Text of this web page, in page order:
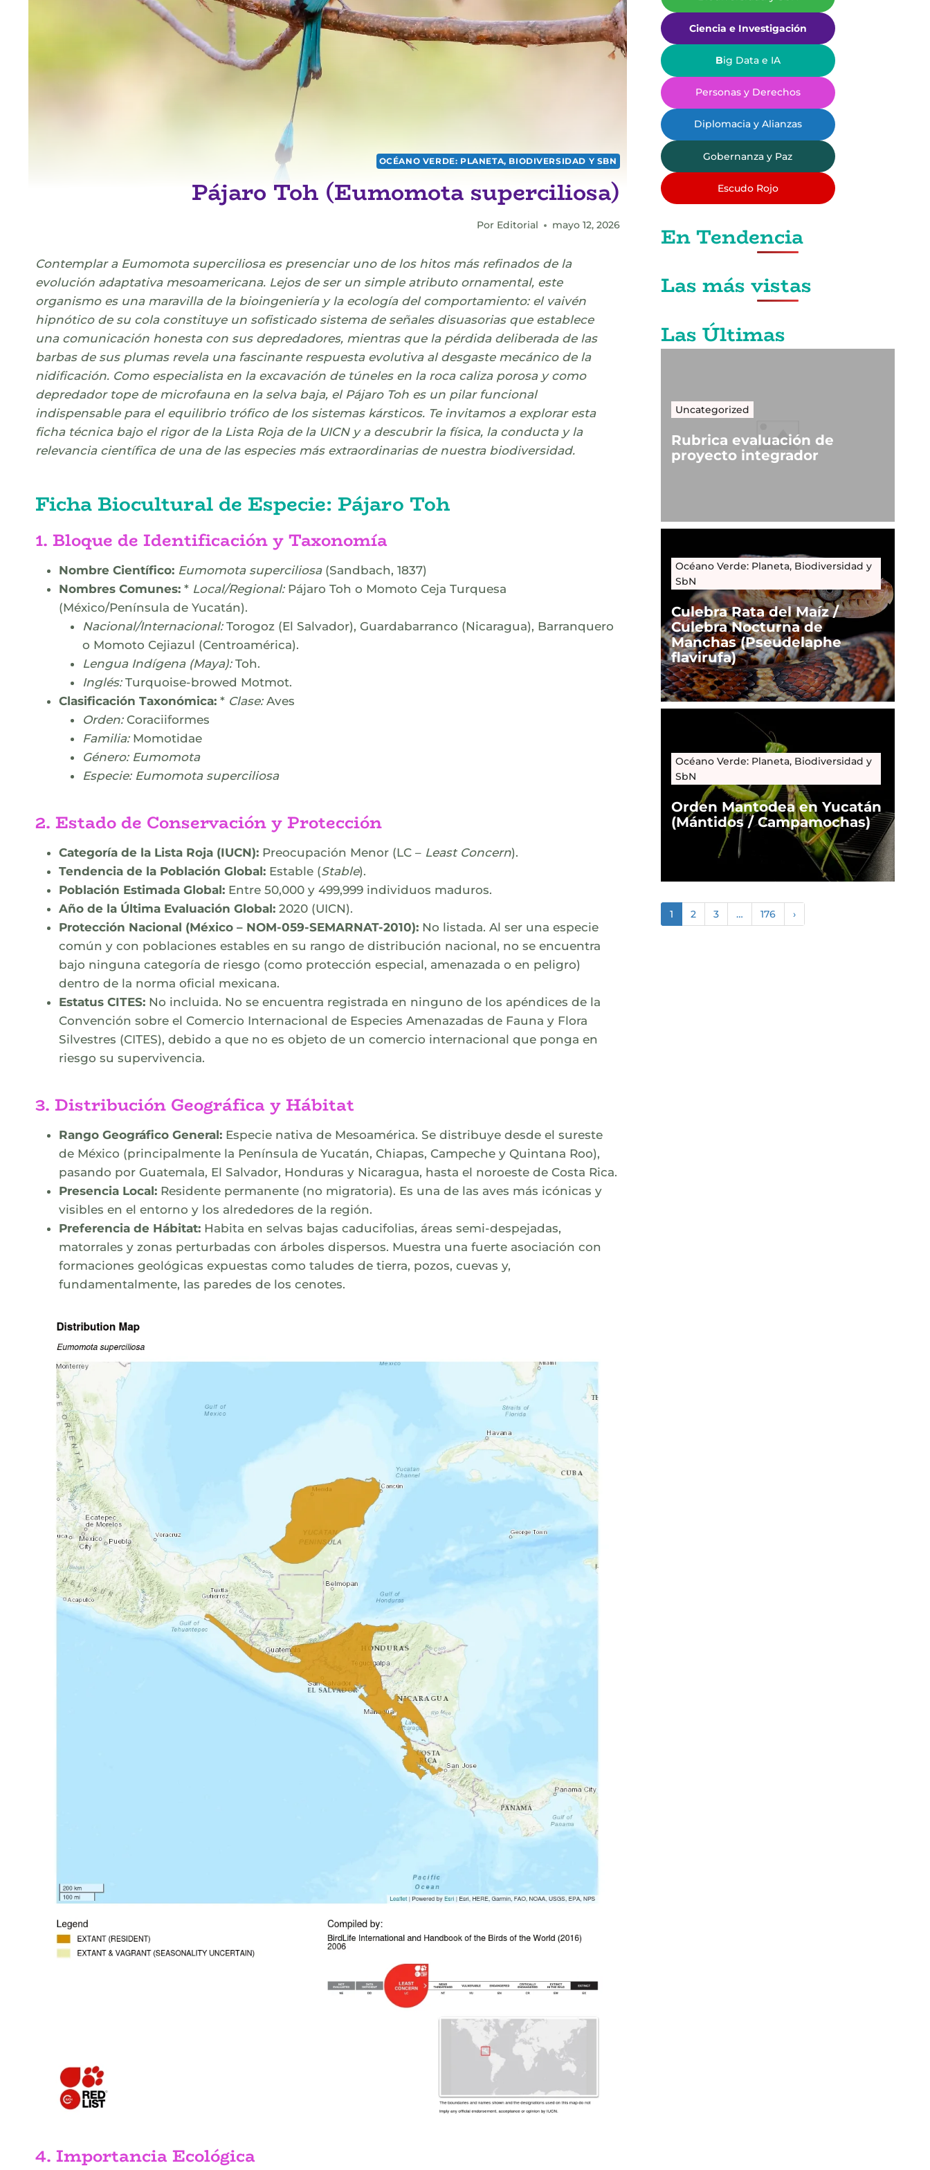
OCÉANO VERDE: PLANETA, BIODIVERSIDAD Y SBN
Pájaro Toh (Eumomota superciliosa)
Por Editorial mayo 12, 2026
Contemplar a Eumomota superciliosa es presenciar uno de los hitos más refinados de la
evolución adaptativa mesoamericana. Lejos de ser un simple atributo ornamental, este
organismo es una maravilla de la bioingeniería y la ecología del comportamiento: el vaivén
hipnótico de su cola constituye un sofisticado sistema de señales disuasorias que establece
una comunicación honesta con sus depredadores, mientras que la pérdida deliberada de las
barbas de sus plumas revela una fascinante respuesta evolutiva al desgaste mecánico de la
nidificación. Como especialista en la excavación de túneles en la roca caliza porosa y como
depredador tope de microfauna en la selva baja, el Pájaro Toh es un pilar funcional
indispensable para el equilibrio trófico de los sistemas kársticos. Te invitamos a explorar esta
ficha técnica bajo el rigor de la Lista Roja de la UICN y a descubrir la física, la conducta y la
relevancia científica de una de las especies más extraordinarias de nuestra biodiversidad.
Ficha Biocultural de Especie: Pájaro Toh
1. Bloque de Identificación y Taxonomía
Nombre Científico: Eumomota superciliosa(Sandbach, 1837)
Nombres Comunes: * Local/Regional:Pájaro Toh o Momoto Ceja Turquesa
(México/Península de Yucatán).
Nacional/Internacional:Torogoz (El Salvador), Guardabarranco (Nicaragua), Barranquero
o Momoto Cejiazul (Centroamérica).
Lengua Indígena (Maya):Toh.
Inglés:Turquoise-browed Motmot.
Clasificación Taxonómica: * Clase:Aves
Orden:Coraciiformes
Familia:Momotidae
Género: Eumomota
Especie: Eumomota superciliosa
2. Estado de Conservación y Protección
Categoría de la Lista Roja (IUCN): Preocupación Menor (LC – Least Concern).
Tendencia de la Población Global: Estable (Stable).
Población Estimada Global: Entre 50,000 y 499,999 individuos maduros.
Año de la Última Evaluación Global: 2020 (UICN).
Protección Nacional (México – NOM-059-SEMARNAT-2010): No listada. Al ser una especie
común y con poblaciones estables en su rango de distribución nacional, no se encuentra
bajo ninguna categoría de riesgo (como protección especial, amenazada o en peligro)
dentro de la norma oficial mexicana.
Estatus CITES: No incluida. No se encuentra registrada en ninguno de los apéndices de la
Convención sobre el Comercio Internacional de Especies Amenazadas de Fauna y Flora
Silvestres (CITES), debido a que no es objeto de un comercio internacional que ponga en
riesgo su supervivencia.
3. Distribución Geográfica y Hábitat
Rango Geográfico General: Especie nativa de Mesoamérica. Se distribuye desde el sureste
de México (principalmente la Península de Yucatán, Chiapas, Campeche y Quintana Roo),
pasando por Guatemala, El Salvador, Honduras y Nicaragua, hasta el noroeste de Costa Rica.
Presencia Local: Residente permanente (no migratoria). Es una de las aves más icónicas y
visibles en el entorno y los alrededores de la región.
Preferencia de Hábitat: Habita en selvas bajas caducifolias, áreas semi-despejadas,
matorrales y zonas perturbadas con árboles dispersos. Muestra una fuerte asociación con
formaciones geológicas expuestas como taludes de tierra, pozos, cuevas y,
fundamentalmente, las paredes de los cenotes.
4. Importancia Ecológica
Ciencia e Investigación
Big Data e IA
Personas y Derechos
Diplomacia y Alianzas
Gobernanza y Paz
Escudo Rojo
En Tendencia
Las más vistas
Las Últimas
Uncategorized
Rubrica evaluación de
proyecto integrador
Océano Verde: Planeta, Biodiversidad y
SbN
Culebra Rata del Maíz /
Culebra Nocturna de
Manchas (Pseudelaphe
flavirufa)
Océano Verde: Planeta, Biodiversidad y
SbN
Orden Mantodea en Yucatán
(Mántidos / Campamochas)
1 2 3 … 176 ›